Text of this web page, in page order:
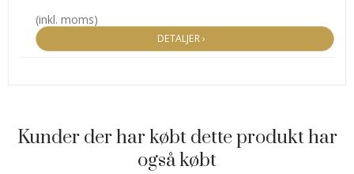
(inkl. moms)
DETALJER ›
Kunder der har købt dette produkt har
også købt